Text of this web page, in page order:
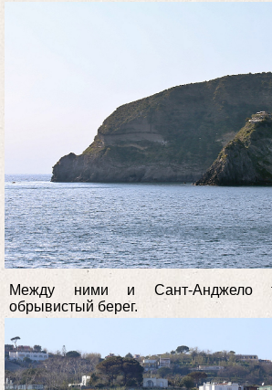
Между ними и Сант-Анджело
обрывистый берег.